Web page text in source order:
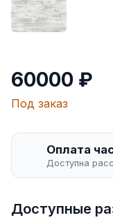
60000 ₽
Под заказ
Оплата
Доступна
Доступные